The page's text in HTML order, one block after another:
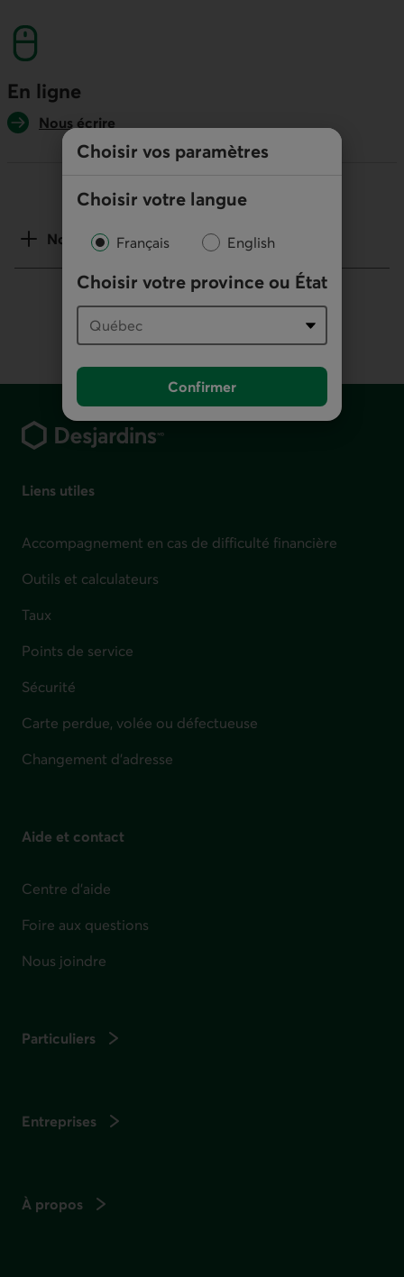
Choisir vos paramètres
Choisir votre langue
Français English
Choisir votre province ou État
Confirmer
En ligne
Nous écrire
Notes
Pied de page
Liens utiles
Accompagnement en cas de difficulté financière
Outils et calculateurs
Taux
Points de service
Sécurité
Carte perdue, volée ou défectueuse
Changement d'adresse
Aide et contact
Centre d'aide
Foire aux questions
Nous joindre
Particuliers
Entreprises
À propos